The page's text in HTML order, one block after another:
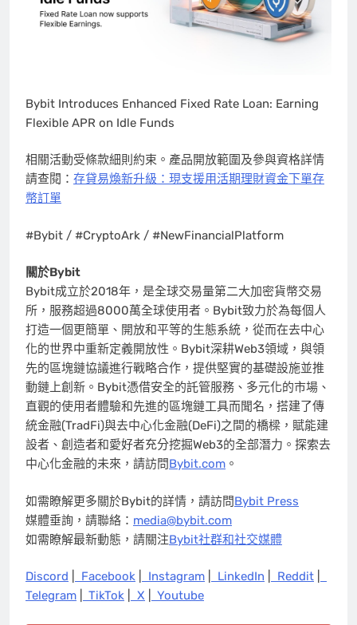
Bybit Introduces Enhanced Fixed Rate Loan: Earning
Flexible APR on Idle Funds
相關活動受條款細則約束。產品開放範圍及參與資格詳情
請查閱： 存貸易煥新升級：現支援用活期理財資金下單存
幣訂單
#Bybit / #CryptoArk / #NewFinancialPlatform
關於Bybit
Bybit成立於2018年，是全球交易量第二大加密貨幣交易
所，服務超過8000萬全球使用者。Bybit致力於為每個人
打造一個更簡單、開放和平等的生態系統，從而在去中心
化的世界中重新定義開放性。Bybit深耕Web3領域，與領
先的區塊鏈協議進行戰略合作，提供堅實的基礎設施並推
動鏈上創新。Bybit憑借安全的託管服務、多元化的市場、
直觀的使用者體驗和先進的區塊鏈工具而聞名，搭建了傳
統金融(TradFi)與去中心化金融(DeFi)之間的橋樑，賦能建
設者、創造者和愛好者充分挖掘Web3的全部潛力。探索去
中心化金融的未來，請訪問Bybit.com 。
如需瞭解更多關於Bybit的詳情，請訪問Bybit Press
媒體垂詢，請聯絡： media@bybit.com
如需瞭解最新動態，請關注Bybit社群和社交媒體
Discord Facebook Instagram LinkedIn Reddit
Telegram
TikTok X Youtube